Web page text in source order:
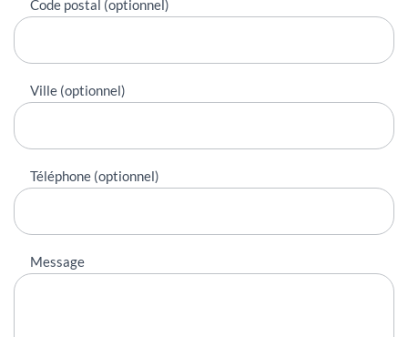
Code postal (optionnel)
Ville (optionnel)
Téléphone (optionnel)
Message